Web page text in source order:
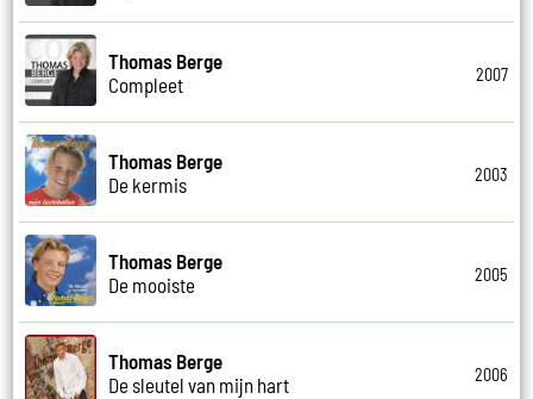
Thomas Berge
Compleet
2007
Thomas Berge
De kermis
2003
Thomas Berge
De mooiste
2005
Thomas Berge
De sleutel van mijn hart
2006